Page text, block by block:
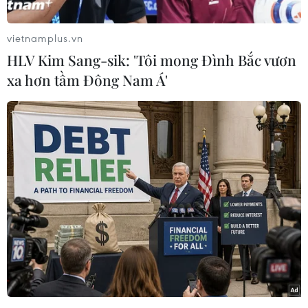
"Trong một cuốn sổ ghi chép nhỏ màu xanh từ
tháng 2/2010, ông ta băn khoănvề việc có thăng
chức cho một thành viên hay không, việc sẽ bổ
nhiệm ai thay thếmột thành viên khác mới bị
giết trong một vụ không kích. Nhưng không có
gì chothấy ông ta tham gia điều hành tổ chức,"
nguồn tin nói thêm.
Khoảng một phần ba những thứ thu được liên
quan đến chuyện gia đình, ví dụchuyện một
người vợ muốn tìm chồng cho cô con gái.
"Trong bất kỳ trường hợp nào, vì lý do an ninh,
vietnamplus.vn
HLV Kim Sang-sik: 'Tôi mong Đình Bắc vươn
xa hơn tầm Đông Nam Á'